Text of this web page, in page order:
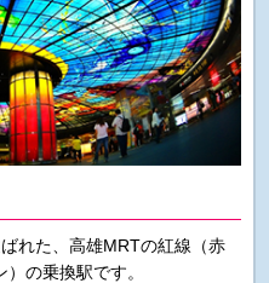
れた、高雄MRTの紅線（赤
の乗換駅です。